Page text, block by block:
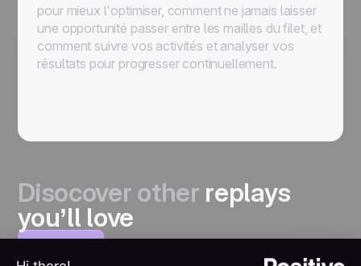
pour mieux l'optimiser, comment ne jamais laisser
une opportunité passer entre les mailles du filet, et
comment suivre vos activités et analyser vos
résultats pour progresser continuellement.
Disocover other replays
you’ll love